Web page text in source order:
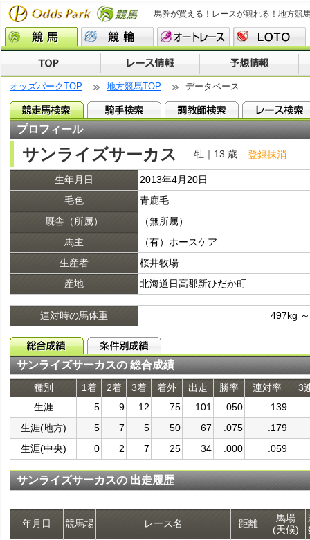
馬券が買える！レースが観れる！地方競
オッズパークTOP 地方競馬TOP データベース
プロフィール
サンライズサーカス 牡｜13 歳 登録抹消
生年月日
2013年4月20日
毛色
青鹿毛
厩舎（所属）
（無所属）
馬主
（有）ホースケア
生産者
桜井牧場
産地
北海道日高郡新ひだか町
連対時の馬体重 497kg
サンライズサーカスの 総合成績
種別 1着 2着 3着 着外 出走 勝率 連対率
3
生涯
5 9 12 75 101 .050
.139
生涯(地方)
5 7 5 50 67 .075
.179
生涯(中央)
0 2 7 25 34 .000 .059
サンライズサーカスの 出走履歴
年月日 競馬場 レース名 距離
馬場
(天候)